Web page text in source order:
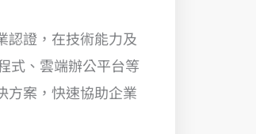
認證，在技術能力及
式、雲端辦公平台等
方案，快速協助企業